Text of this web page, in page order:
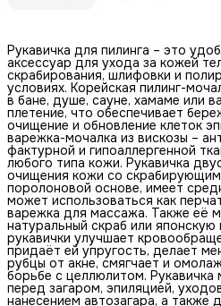
Рукавичка для пилинга – это
аксессуар для ухода за кожей
скрабирования, шлифовки и
условиях. Корейская пилинг-
в бане, душе, сауне, хамаме или
плетение, что обеспечивает
очищение и обновление клеток
варежка-мочалка из вискозы –
фактурной и гипоаллергенной
любого типа кожи. Рукавичка
очищения кожи со
поролоновой основе, имеет
может использоваться как
варежка для массажа. Также её
натуральный скраб или
рукавички улучшает
придаёт ей упругость, делает
рубцы от акне, смягчает и
борьбе с целлюлитом. Рукавичка
перед загаром, эпиляцией,
нанесением автозагара, а также